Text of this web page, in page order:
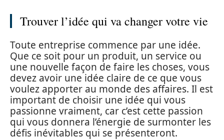
Trouver l’idée qui va changer votre vie
Toute entreprise commence par une idée.
Que ce soit pour un produit, un service ou
une nouvelle façon de faire les choses, vous
devez avoir une idée claire de ce que vous
voulez apporter au monde des affaires. Il est
important de choisir une idée qui vous
passionne vraiment, car c’est cette passion
qui vous donnera l’énergie de surmonter les
défis inévitables qui se présenteront.